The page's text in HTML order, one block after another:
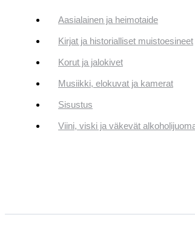
Aasialainen ja heimotaide
Kirjat ja historialliset muistoesineet
Korut ja jalokivet
Musiikki, elokuvat ja kamerat
Sisustus
Viini, viski ja väkevät